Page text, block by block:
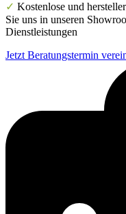
✓ Kostenlose und
Sie uns in unseren
Dienstleistungen
Jetzt Beratungstermin